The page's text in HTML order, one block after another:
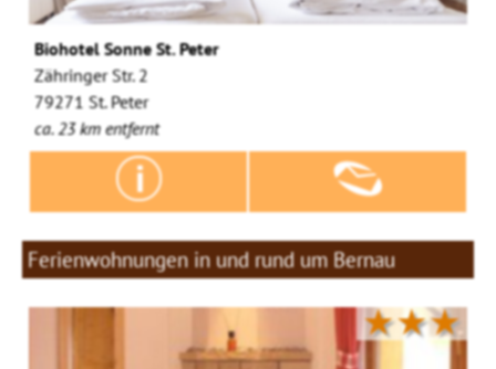
Biohotel Sonne St. Peter
Zähringer Str. 2
79271 St. Peter
ca. 23 km entfernt
Ferienwohnungen in und rund um Bernau
★★★